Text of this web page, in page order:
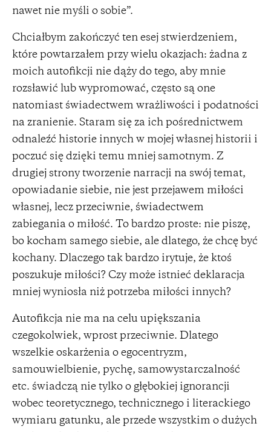
nawet nie myśli o sobie”.
Chciałbym zakończyć ten esej stwierdzeniem,
które powtarzałem przy wielu okazjach: żadna z
moich autofikcji nie dąży do tego, aby mnie
rozsławić lub wypromować, często są one
natomiast świadectwem wrażliwości i podatności
na zranienie. Staram się za ich pośrednictwem
odnaleźć historie innych w mojej własnej historii i
poczuć się dzięki temu mniej samotnym. Z
drugiej strony tworzenie narracji na swój temat,
opowiadanie siebie, nie jest przejawem miłości
własnej, lecz przeciwnie, świadectwem
zabiegania o miłość. To bardzo proste: nie piszę,
bo kocham samego siebie, ale dlatego, że chcę być
kochany. Dlaczego tak bardzo irytuje, że ktoś
poszukuje miłości? Czy może istnieć deklaracja
mniej wyniosła niż potrzeba miłości innych?
Autofikcja nie ma na celu upiększania
czegokolwiek, wprost przeciwnie. Dlatego
wszelkie oskarżenia o egocentryzm,
samouwielbienie, pychę, samowystarczalność
etc. świadczą nie tylko o głębokiej ignorancji
wobec teoretycznego, technicznego i literackiego
wymiaru gatunku, ale przede wszystkim o dużych